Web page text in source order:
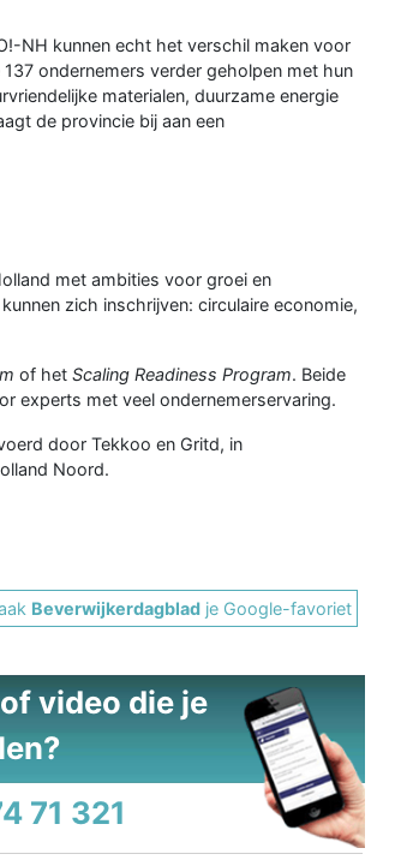
NH kunnen echt het verschil maken voor
ondernemers verder geholpen met hun
materialen, duurzame energie
de provincie bij aan een
met ambities voor groei en
zich inschrijven: circulaire economie,
of het Scaling Readiness Program. Beide
experts met veel ondernemerservaring.
door Tekkoo en Gritd, in
Noord.
Beverwijkerdagblad je Google-favoriet
video die je
71 321